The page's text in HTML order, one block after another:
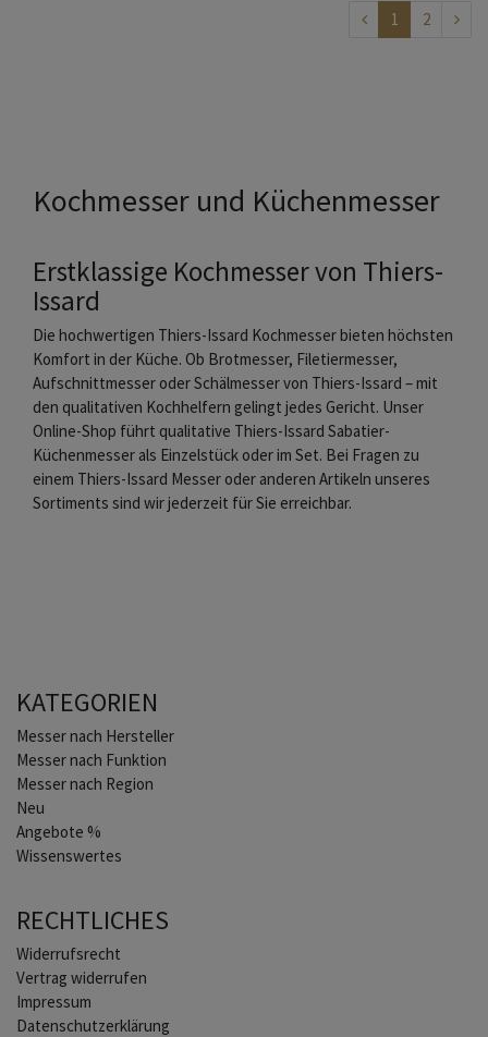
1 2
Kochmesser und Küchenmesser
Erstklassige Kochmesser von Thiers-
Issard
Die hochwertigen Thiers-Issard Kochmesser bieten höchsten
Komfort in der Küche. Ob Brotmesser, Filetiermesser,
Aufschnittmesser oder Schälmesser von Thiers-Issard – mit
den qualitativen Kochhelfern gelingt jedes Gericht. Unser
Online-Shop führt qualitative Thiers-Issard Sabatier-
Küchenmesser als Einzelstück oder im Set. Bei Fragen zu
einem Thiers-Issard Messer oder anderen Artikeln unseres
Sortiments sind wir jederzeit für Sie erreichbar.
KATEGORIEN
Home
Messer nach Hersteller
Messer nach Funktion
Messer nach Region
Neu
Angebote %
Wissenswertes
RECHTLICHES
Widerrufs­recht
Vertrag widerrufen
Impressum
Daten­schutz­erklärung